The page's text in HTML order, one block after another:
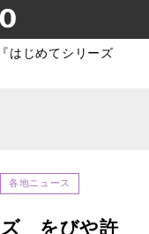
はじめてシリーズ
各地ニュース
ズ をびや許